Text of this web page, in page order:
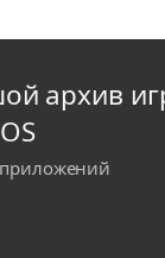
архив